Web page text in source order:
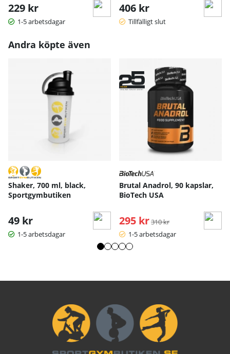
229 kr
1-5 arbetsdagar
406 kr
Tillfälligt slut
Andra köpte även
Shaker, 700 ml, black,
Sportgymbutiken
49 kr
1-5 arbetsdagar
Brutal Anadrol, 90 kapslar,
BioTech USA
295 kr Ordinarie pris:
310 kr
1-5 arbetsdagar